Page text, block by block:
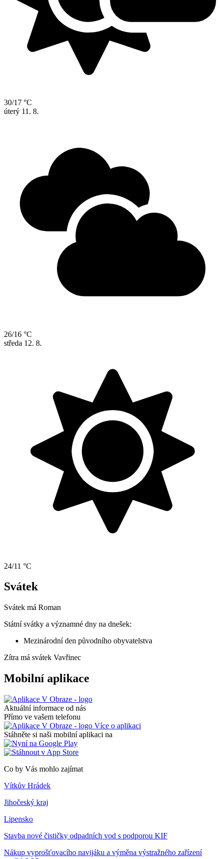
30/17 °C
úterý 11. 8.
26/16 °C
středa 12. 8.
24/11 °C
Svátek
Svátek má Roman
Státní svátky a významné dny na dnešek:
Mezinárodní den původního obyvatelstva
Zítra má svátek Vavřinec
Mobilní aplikace
Aktuální informace od nás
Přímo ve vašem telefonu
Více o aplikaci
Stáhněte si naši mobilní aplikaci na
Co by Vás mohlo zajímat
Vítkův Hrádek
Jihočeský kraj
Lipensko
Stavba nové čističky odpadních vod s podporou KIF
Nákup vyprošťovacího navijáku a výměna výstražného zařízení